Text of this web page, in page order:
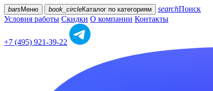
bars Меню book_circleКаталог по категориям searchПоиск
Условия работы Скидки О компании Контакты
+7 (495) 921-39-22